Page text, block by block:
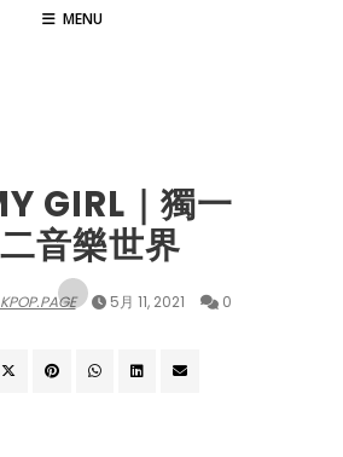
MENU
GIRL｜獨一
音樂世界
5月 11, 2021 0